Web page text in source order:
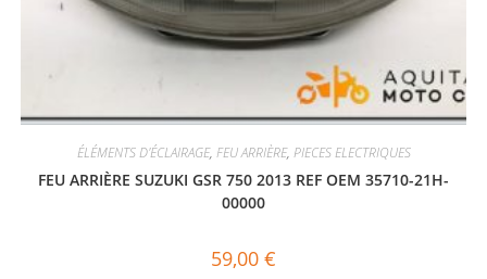
ÉLÉMENTS D'ÉCLAIRAGE, FEU ARRIÈRE, PIECES ELECTRIQUES
FEU ARRIÈRE SUZUKI GSR 750 2013 REF OEM 35710-21H-
00000
59,00 €